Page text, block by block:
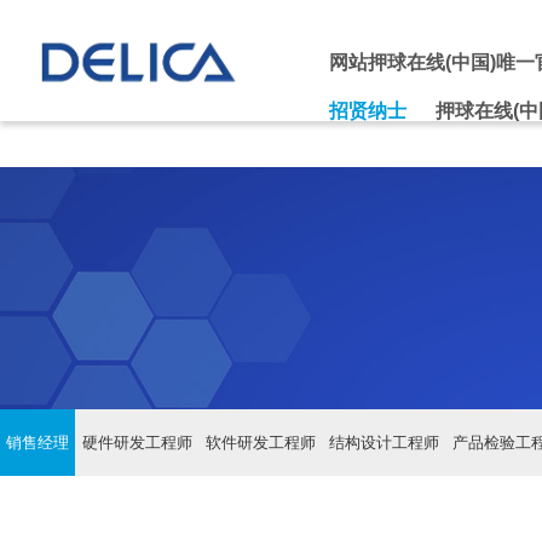
网站押球在线(中国)唯一
招贤纳士 押球在线(
销售经理 硬件研发工程师 软件研发工程师 结构设计工程师 产品检验工